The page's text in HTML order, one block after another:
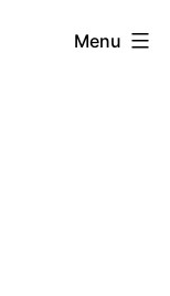
Menu